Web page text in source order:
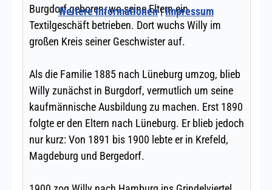
Weitere Informationen|Impressum